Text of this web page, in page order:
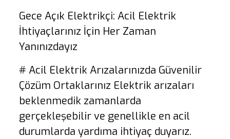
Gece Açık Elektrikçi: Acil Elektrik
İhtiyaçlarınız İçin Her Zaman
Yanınızdayız
# Acil Elektrik Arızalarınızda Güvenilir
Çözüm Ortaklarınız Elektrik arızaları
beklenmedik zamanlarda
gerçekleşebilir ve genellikle en acil
durumlarda yardıma ihtiyaç duyarız.